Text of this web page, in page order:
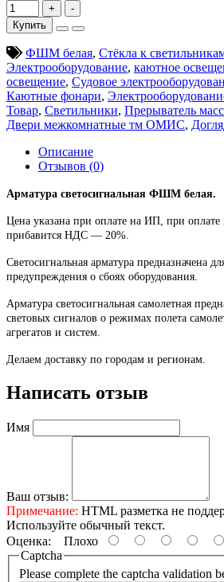
Купить
ФШМ белая, Стёкла к
Электрооборудование, каютное
освещение, Судовое
Каютные фонари,
Товар, Светильники, Прерыватель
Двери межкомнатные тм ОМИС,
Описание
Отзывов (0)
Арматура светосигнальная ФШМ белая.
Цена указана при оплате на ИП, при
прибавится НДС ― 20%.
Светосигнальная арматура предназначена
предупреждения о сбоях оборудования.
Арматура светосигнальная самолетная
световых сигналов о режимах полета
агрегатов и систем.
Делаем доставку по городам и регионам.
Написать отзыв
Имя
Ваш отзыв:
Примечание: HTML разметка не
Используйте обычный текст.
Оценка: Плохо
Captcha
Please complete the captcha validation